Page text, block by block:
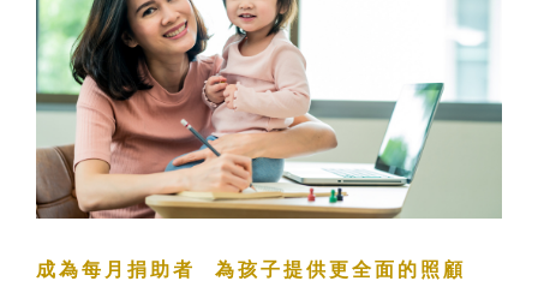
成為每月捐助者 為孩子提供更全面的照顧